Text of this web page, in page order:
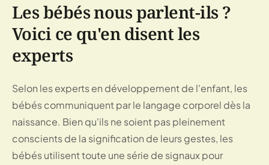
Les bébés nous parlent-ils ?
Voici ce qu'en disent les
experts
Selon les experts en développement de l'enfant, les
bébés communiquent par le langage corporel dès la
naissance. Bien qu'ils ne soient pas pleinement
conscients de la signification de leurs gestes, les
bébés utilisent toute une série de signaux pour